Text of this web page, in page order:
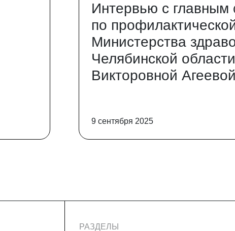
Интервью с главным
по
Министерства
Челябинской
Викторовной Агеевой
9 сентября 2025
РАЗДЕЛЫ